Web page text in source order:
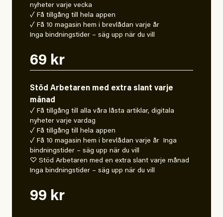
nyheter varje vecka
✓ Få tillgång till hela appen
✓ Få 10 magasin hem i brevlådan varje år
Inga bindningstider – säg upp när du vill
69 kr
Stöd Arbetaren med extra slant varje
månad
✓ Få tillgång till alla våra låsta artiklar, digitala
nyheter varje vardag
✓ Få tillgång till hela appen
✓ Få 10 magasin hem i brevlådan varje år Inga
bindningstider – säg upp när du vill
♡ Stöd Arbetaren med en extra slant varje månad
Inga bindningstider – säg upp när du vill
99 kr